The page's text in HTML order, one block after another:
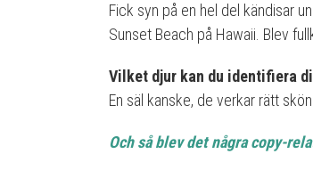
Fick syn på en hel del kändisar
Sunset Beach på Hawaii. Blev
Vilket djur kan du identifiera
En säl kanske, de verkar rätt
Och så blev det några copy-